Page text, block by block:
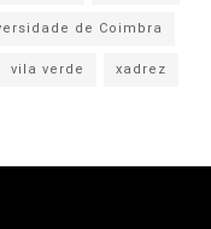
de Coimbra
vila verde xadrez